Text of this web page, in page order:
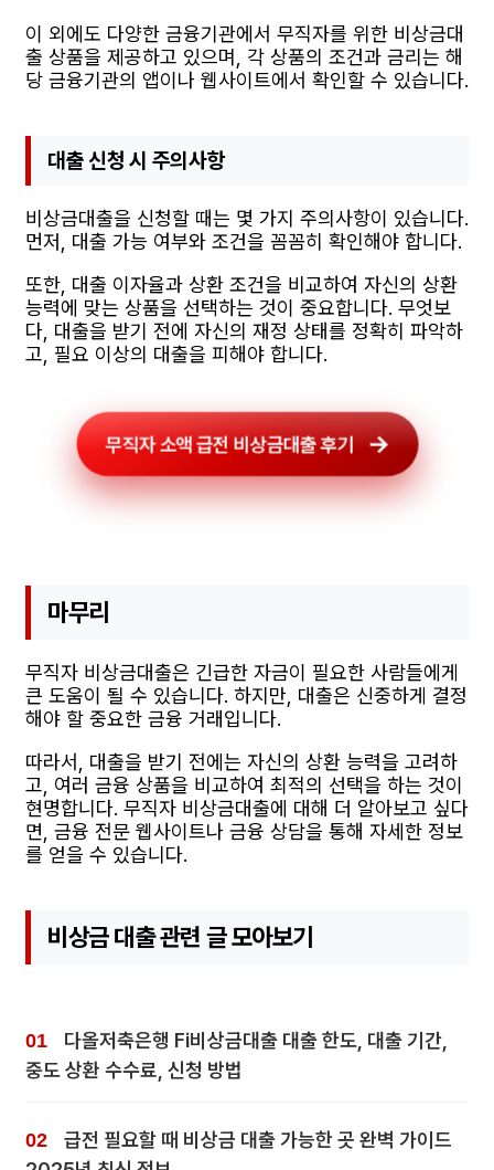
이 외에도 다양한 금융기관에서 무직자를 위한 비상금대
출 상품을 제공하고 있으며, 각 상품의 조건과 금리는 해
당 금융기관의 앱이나 웹사이트에서 확인할 수 있습니다.
대출 신청 시 주의사항
비상금대출을 신청할 때는 몇 가지 주의사항이 있습니다.
먼저, 대출 가능 여부와 조건을 꼼꼼히 확인해야 합니다.
또한, 대출 이자율과 상환 조건을 비교하여 자신의 상환
능력에 맞는 상품을 선택하는 것이 중요합니다. 무엇보
다, 대출을 받기 전에 자신의 재정 상태를 정확히 파악하
고, 필요 이상의 대출을 피해야 합니다.
무직자 소액 급전 비상금대출 후기
마무리
무직자 비상금대출은 긴급한 자금이 필요한 사람들에게
큰 도움이 될 수 있습니다. 하지만, 대출은 신중하게 결정
해야 할 중요한 금융 거래입니다.
따라서, 대출을 받기 전에는 자신의 상환 능력을 고려하
고, 여러 금융 상품을 비교하여 최적의 선택을 하는 것이
현명합니다. 무직자 비상금대출에 대해 더 알아보고 싶다
면, 금융 전문 웹사이트나 금융 상담을 통해 자세한 정보
를 얻을 수 있습니다.
비상금 대출 관련 글 모아보기
다올저축은행 Fi비상금대출 대출 한도, 대출 기간,
중도 상환 수수료, 신청 방법
급전 필요할 때 비상금 대출 가능한 곳 완벽 가이드